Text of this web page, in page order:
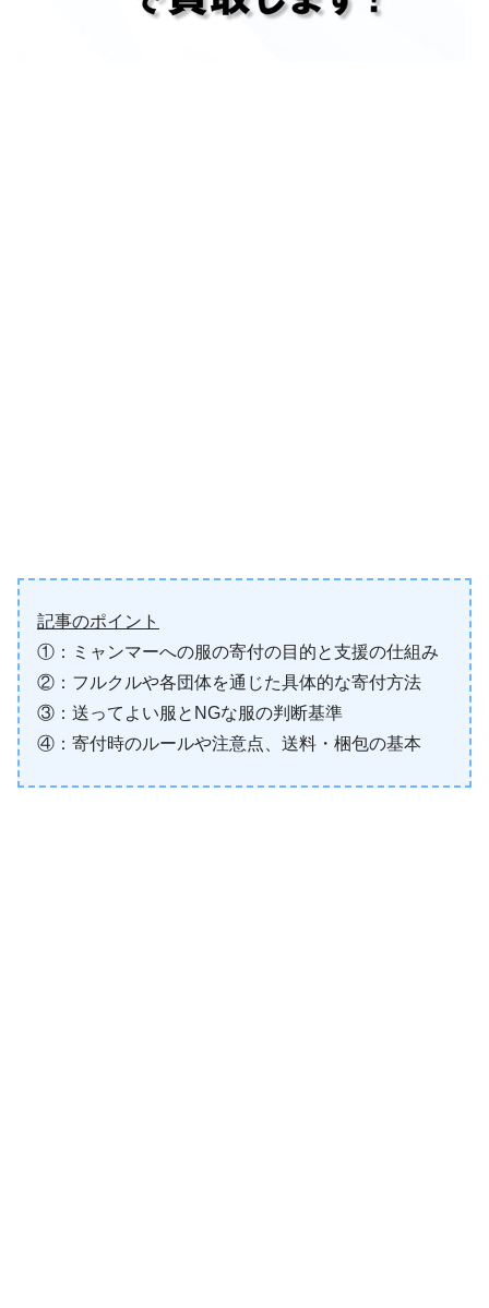
記事のポイント
①：ミャンマーへの服の寄付の目的と支援の仕組み
②：フルクルや各団体を通じた具体的な寄付方法
③：送ってよい服とNGな服の判断基準
④：寄付時のルールや注意点、送料・梱包の基本